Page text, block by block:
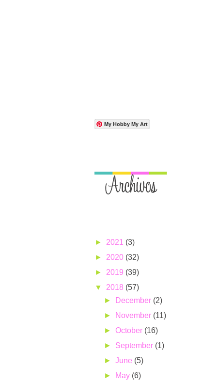
My Hobby My Art
► 2021 (3)
► 2020 (32)
► 2019 (39)
▼ 2018 (57)
►
December (2)
►
November (11)
►October (16)
► September (1)
►June (5)
►
May (6)